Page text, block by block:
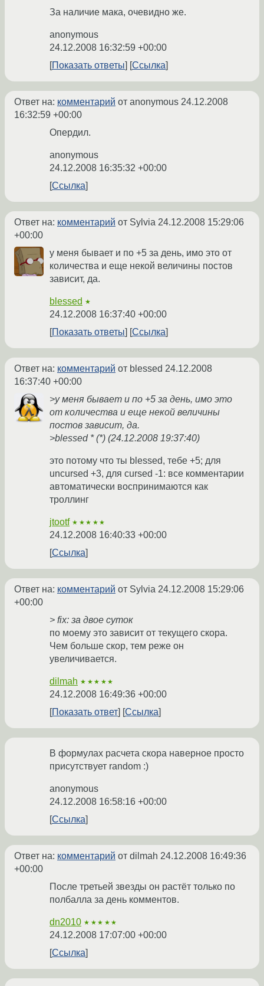
За наличие мака, очевидно же.
anonymous
24.12.2008 16:32:59 +00:00
Показать ответы
Ссылка
Ответ на: комментарий от anonymous 24.12.2008
16:32:59 +00:00
Опердил.
anonymous
24.12.2008 16:35:32 +00:00
Ссылка
Ответ на: комментарий от Sylvia 24.12.2008 15:29:06
+00:00
у меня бывает и по +5 за день, имо это от
количества и еще некой величины постов
зависит, да.
blessed ★
24.12.2008 16:37:40 +00:00
Показать ответы
Ссылка
Ответ на: комментарий от blessed 24.12.2008
16:37:40 +00:00
>у меня бывает и по +5 за день, имо это
от количества и еще некой величины
постов зависит, да.
>blessed * (*) (24.12.2008 19:37:40)
это потому что ты blessed, тебе +5; для
uncursed +3, для cursed -1: все комментарии
автоматически воспринимаются как
троллинг
jtootf ★★★★★
24.12.2008 16:40:33 +00:00
Ссылка
Ответ на: комментарий от Sylvia 24.12.2008 15:29:06
+00:00
> fix: за двое суток
по моему это зависит от текущего скора.
Чем больше скор, тем реже он
увеличивается.
dilmah ★★★★★
24.12.2008 16:49:36 +00:00
Показать ответ
Ссылка
В формулах расчета скора наверное просто
присутствует random :)
anonymous
24.12.2008 16:58:16 +00:00
Ссылка
Ответ на: комментарий от dilmah 24.12.2008 16:49:36
+00:00
После третьей звезды он растёт только по
полбалла за день комментов.
dn2010 ★★★★★
24.12.2008 17:07:00 +00:00
Ссылка